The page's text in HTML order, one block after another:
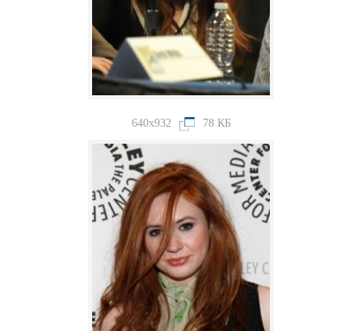
640x932 78 КБ